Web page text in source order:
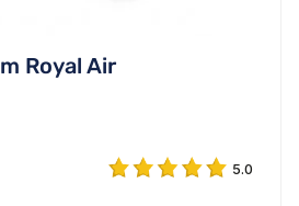
Royal Air
5.0